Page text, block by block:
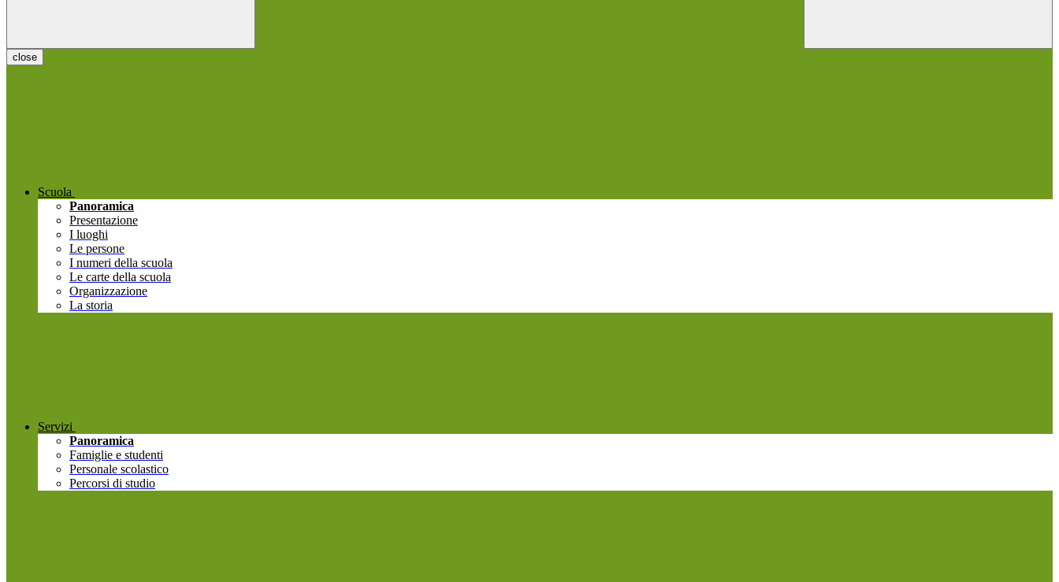
close
Scuola
Panoramica
Presentazione
I luoghi
Le persone
I numeri della scuola
Le carte della scuola
Organizzazione
La storia
Servizi
Panoramica
Famiglie e studenti
Personale scolastico
Percorsi di studio